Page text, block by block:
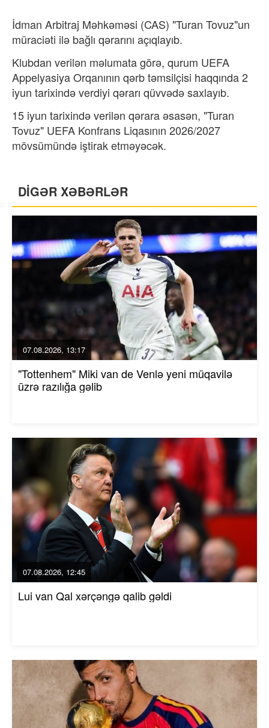
İdman Arbitraj Məhkəməsi (CAS) "Turan Tovuz"un
müraciəti ilə bağlı qərarını açıqlayıb.
Klubdan verilən məlumata görə, qurum UEFA
Appelyasiya Orqanının qərb təmsilçisi haqqında 2
iyun tarixində verdiyi qərarı qüvvədə saxlayıb.
15 iyun tarixində verilən qərara əsasən, "Turan
Tovuz" UEFA Konfrans Liqasının 2026/2027
mövsümündə iştirak etməyəcək.
DİGƏR XƏBƏRLƏR
07.08.2026, 13:17
"Tottenhem" Miki van de Venlə yeni müqavilə
üzrə razılığa gəlib
07.08.2026, 12:45
Lui van Qal xərçəngə qalib gəldi